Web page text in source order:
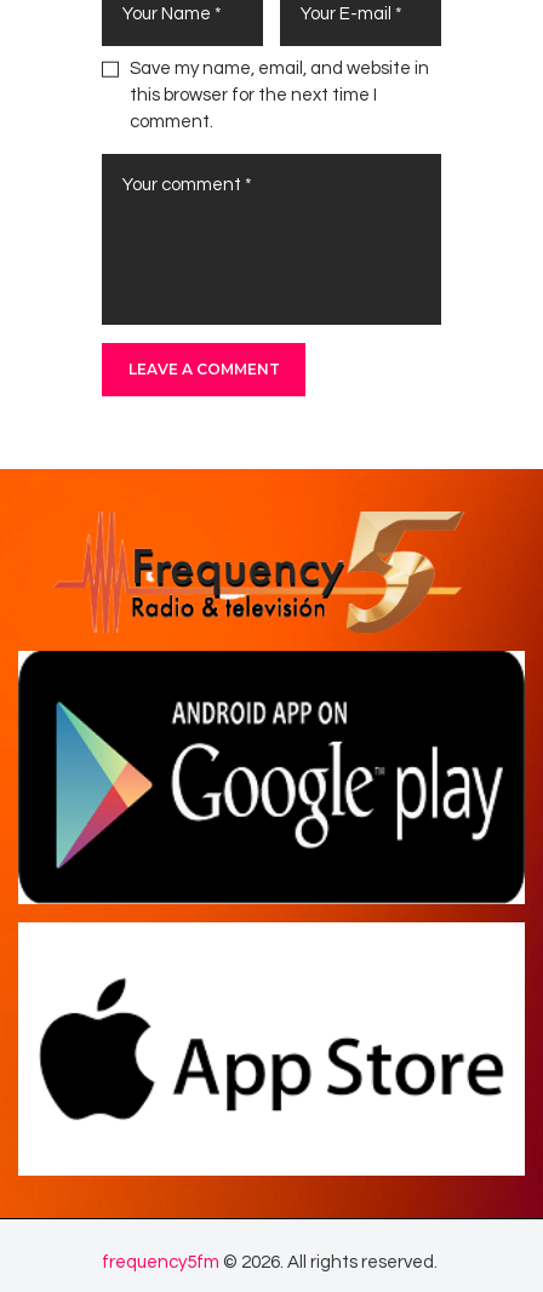
Save my name, email, and website in
this browser for the next time I
comment.
frequency5fm © 2026. All rights reserved.